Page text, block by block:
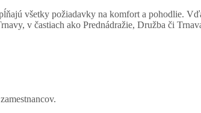
všetky požiadavky na komfort a pohodlie.
v častiach ako Prednádražie, Družba či